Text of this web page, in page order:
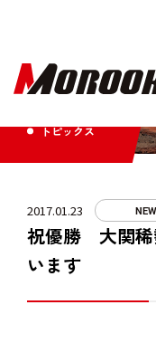
トピックス
2017.01.23
祝優勝 大関
います